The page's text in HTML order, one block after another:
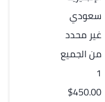
سعودي
غير محدد
من الجميع
1
$450.00